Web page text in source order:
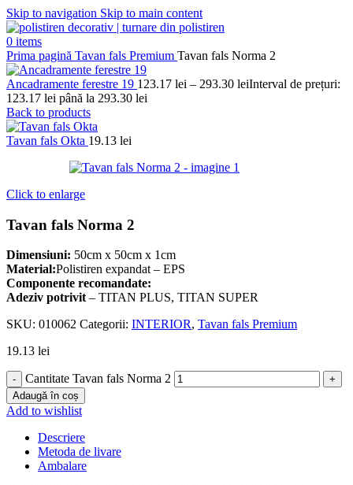
Skip to navigation Skip to main content
0 items
Prima pagină Tavan fals Premium Tavan fals Norma 2
Ancadramente ferestre 19 123.17 lei – 293.30 leiInterval de prețuri:
123.17 lei până la 293.30 lei
Back to products
Tavan fals Okta 19.13 lei
Click to enlarge
Tavan fals Norma 2
Dimensiuni: 50cm x 50cm x 1cm
Material:Polistiren expandat – EPS
Componente recomandate:
Adeziv potrivit– TITAN PLUS, TITAN SUPER
SKU: 010062 Categorii: INTERIOR, Tavan fals Premium
19.13 lei
Cantitate Tavan fals Norma 2
Adaugă în coș
Add to wishlist
Descriere
Metoda de livare
Ambalare